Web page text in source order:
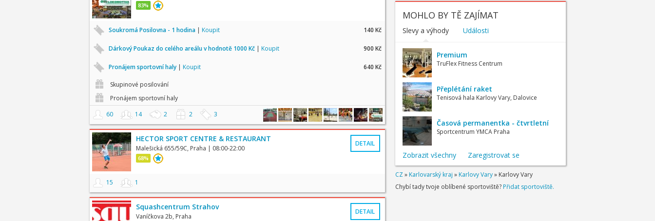
83%
Soukromá Posilovna - 1 hodina | Koupit 140 Kč
Dárkový Poukaz do celého areálu v hodnotě 1000 Kč | Koupit 900 Kč
Pronájem sportovní haly | Koupit 640 Kč
Skupinové posilování
Pronájem sportovní haly
60
14 2 2 3
HECTOR SPORT CENTRE & RESTAURANT
Malešická 655/59C, Praha | 08:00-22:00
68%
DETAIL
15 1
Squashcentrum Strahov
Vaníčkova 2b, Praha
DETAIL
MOHLO BY TĚ ZAJÍMAT
Slevy a výhody Události
Premium
TruFlex Fitness Centrum
Přeplétání raket
Tenisová hala Karlovy Vary, Dalovice
Časová permanentka - čtvrtletní
Sportcentrum YMCA Praha
Zobrazit všechny Zaregistrovat se
CZ» Karlovarský kraj » Karlovy Vary» Karlovy Vary
Chybí tady tvoje oblíbené sportoviště? Přidat sportoviště.